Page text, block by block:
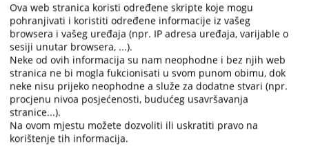
Ova web stranica koristi određene skripte koje mogu
pohranjivati i koristiti određene informacije iz vašeg
browsera i vašeg uređaja (npr. IP adresa uređaja, varijable o
sesiji unutar browsera, ...).
Neke od ovih informacija su nam neophodne i bez njih web
stranica ne bi mogla fukcionisati u svom punom obimu, dok
neke nisu prijeko neophodne a služe za dodatne stvari (npr.
procjenu nivoa posjećenosti, budućeg usavršavanja
stranice...).
Na ovom mjestu možete dozvoliti ili uskratiti pravo na
korištenje tih informacija.